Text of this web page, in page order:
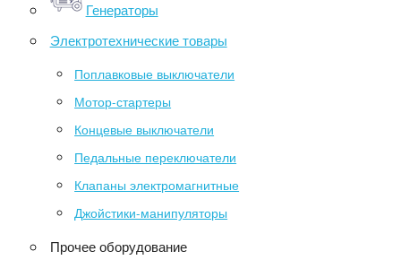
Генераторы
Электротехнические товары
Поплавковые выключатели
Мотор-стартеры
Концевые выключатели
Педальные переключатели
Клапаны электромагнитные
Джойстики-манипуляторы
Прочее оборудование